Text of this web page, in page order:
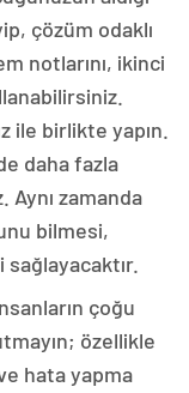
çözüm odaklı
notlarını, ikinci
ile birlikte yapın.
daha fazla
Aynı zamanda
bilmesi,
çoğu
özellikle
hata yapma